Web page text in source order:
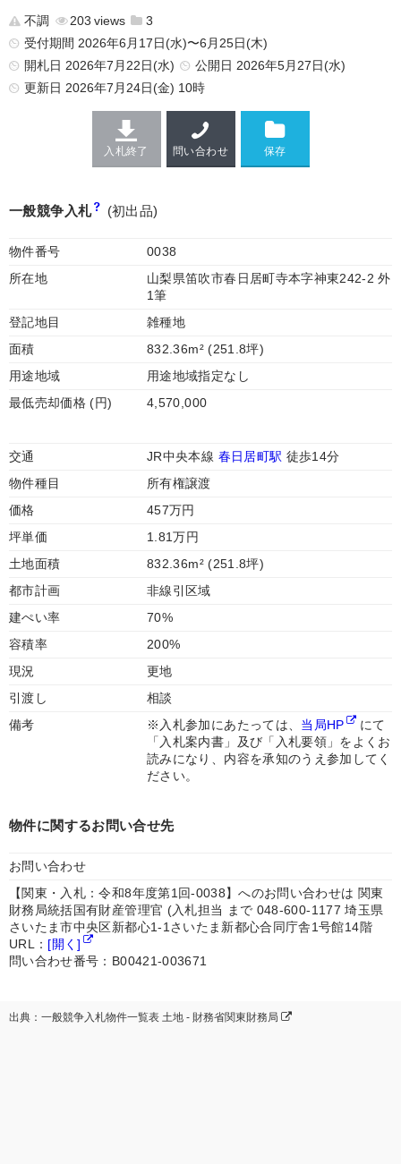
不調 203
3
受付期間 2026年6月17日(水)〜6月25日(木)
開札日 2026年7月22日(水)
公開日 2026年5月27日(水)
更新日 2026年7月24日(金) 10時
入札終了 問い合わせ
一般競争入札 (初出品)
物件番号
0038
所在地
山梨県笛吹市春日居町寺本字神東242-2 外
1筆
登記地目
雑種地
面積
832.36m² (251.8坪)
用途地域
用途地域指定なし
最低売却価格 (円)
4,570,000
交通 JR中央本線 春日居町駅 徒歩14分
物件種目
所有権譲渡
価格
457万円
坪単価
1.81万円
土地面積
832.36m² (251.8坪)
都市計画
非線引区域
建ぺい率
70%
容積率
200%
現況
更地
引渡し
相談
備考
※入札参加にあたっては、 当局HP
にて
「入札案内書」及び「入札要領」をよくお
読みになり、内容を承知のうえ参加してく
ださい。
物件に関するお問い合せ先
お問い合わせ
【関東・入札：令和8年度第1回-0038】へのお問い合わせは 関東
財務局統括国有財産管理官 (入札担当 まで 048-600-1177 埼玉県
さいたま市中央区新都心1-1さいたま新都心合同庁舎1号館14階
URL： [開く]
問い合わせ番号：B00421-003671
出典：一般競争入札物件一覧表 土地 - 財務省関東財務局